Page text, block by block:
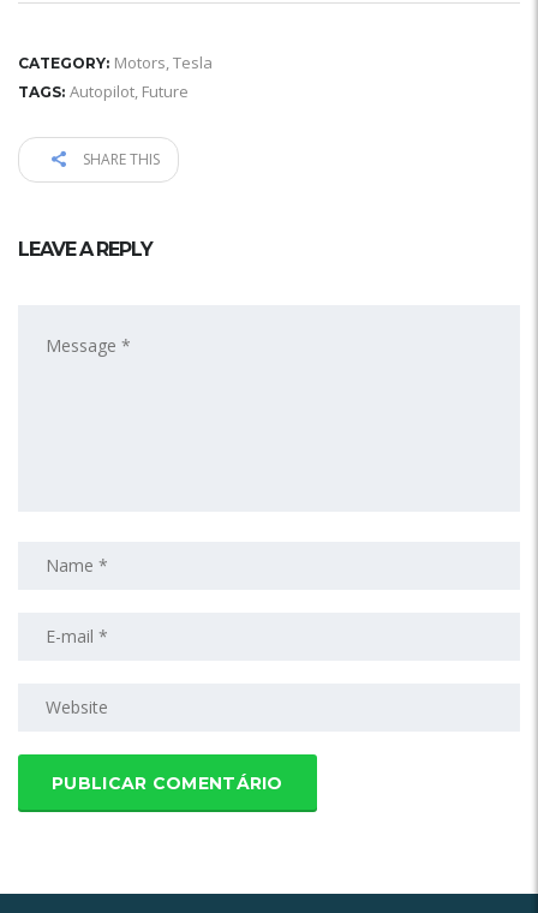
CATEGORY: Motors,Tesla
TAGS: Autopilot, Future
SHARE THIS
LEAVE A REPLY